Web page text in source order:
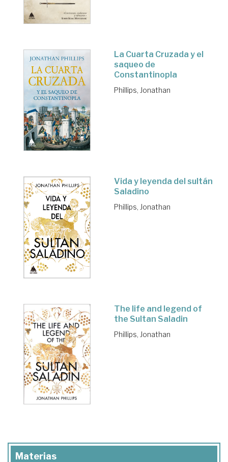
La Cuarta Cruzada y el
saqueo de
Constantinopla
Phillips, Jonathan
Vida y leyenda del sultán
Saladino
Phillips, Jonathan
The life and legend of
the Sultan Saladin
Phillips, Jonathan
Materias